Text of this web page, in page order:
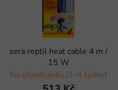
sera reptil heat cable 4 m /
15 W
Na objednávku (1-4 týdny)